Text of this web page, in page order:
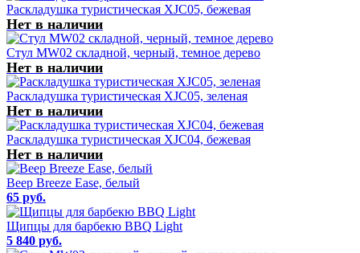
Раскладушка туристическая XJC05, бежевая
Нет в наличии
Стул MW02 складной, черный, темное дерево
Нет в наличии
Раскладушка туристическая XJC05, зеленая
Нет в наличии
Раскладушка туристическая XJC04, бежевая
Нет в наличии
Веер Breeze Ease, белый
65 руб.
Щипцы для барбекю BBQ Light
5 840 руб.